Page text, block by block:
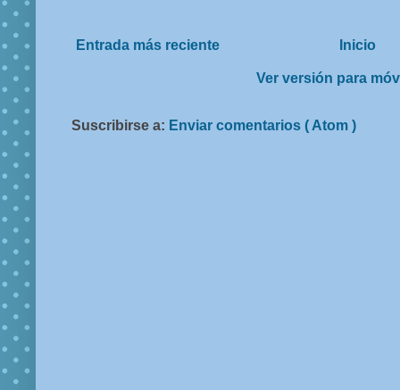
Entrada más reciente Inicio
Ver versión para
Suscribirse a: Enviar comentarios ( Atom )